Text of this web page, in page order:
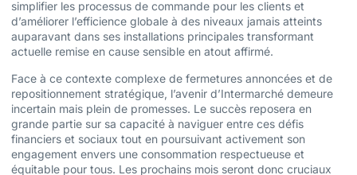
simplifier les processus de commande pour les clients et
d’améliorer l’efficience globale à des niveaux jamais atteints
auparavant dans ses installations principales transformant
actuelle remise en cause sensible en atout affirmé.
Face à ce contexte complexe de fermetures annoncées et de
repositionnement stratégique, l’avenir d’Intermarché demeure
incertain mais plein de promesses. Le succès reposera en
grande partie sur sa capacité à naviguer entre ces défis
financiers et sociaux tout en poursuivant activement son
engagement envers une consommation respectueuse et
équitable pour tous. Les prochains mois seront donc cruciaux